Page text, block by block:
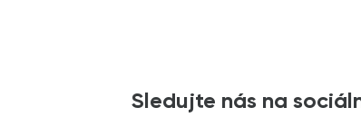
Sledujte nás na